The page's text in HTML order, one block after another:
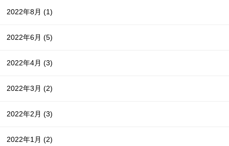
2022年8月(1)
2022年6月(5)
2022年4月(3)
2022年3月(2)
2022年2月(3)
2022年1月(2)